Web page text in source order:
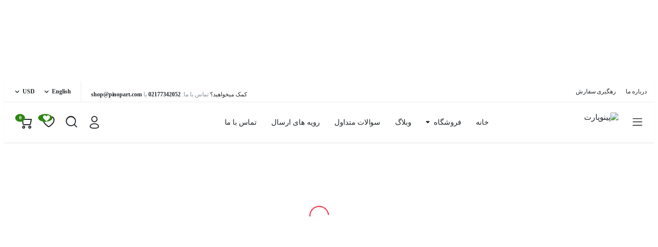
درباره ما رهگیری سفارش کمک میخواهید؟ تماس با ما: 02177342052 یا shop@pinopart.com
English
USD
خانه فروشگاه وبلاگ سوالات متداول رویه های ارسال تماس با ما
0